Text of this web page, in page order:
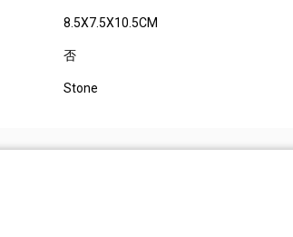
8.5X7.5X10.5CM
否
Stone